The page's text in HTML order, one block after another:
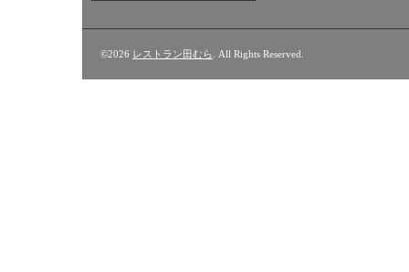
©2026 レストラン田むら . All Rights Reserved.